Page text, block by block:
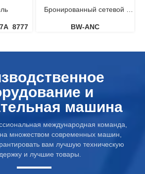
8777
Бронированный сетевой
BW-ANC
и
машина
международная команда,
множеством современных машин,
вам лучшую техническую
и лучшие товары.